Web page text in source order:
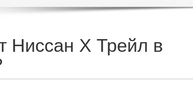
Ниссан Х Трейл в